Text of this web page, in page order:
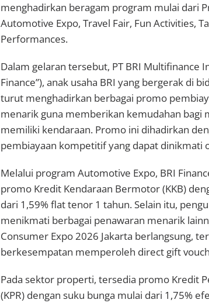
menghadirkan beragam program mulai dari
Automotive Expo, Travel Fair, Fun Activities,
Performances.
Dalam gelaran tersebut, PT BRI Multifinance
Finance”), anak usaha BRI yang bergerak di
turut menghadirkan berbagai promo
menarik guna memberikan kemudahan bagi
memiliki kendaraan. Promo ini dihadirkan
pembiayaan kompetitif yang dapat dinikmati
Melalui program Automotive Expo, BRI
promo Kredit Kendaraan Bermotor (KKB)
dari 1,59% flat tenor 1 tahun. Selain itu,
menikmati berbagai penawaran menarik
Consumer Expo 2026 Jakarta berlangsung,
berkesempatan memperoleh direct gift
Pada sektor properti, tersedia promo Kredit
(KPR) dengan suku bunga mulai dari 1,75%